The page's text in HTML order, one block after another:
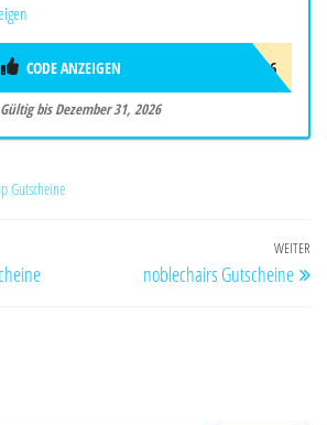
BARFEGO2026
CODE ANZEIGEN
Gültig bis Dezember 31, 2026
Gutscheine
WEITER
noblechairs Gutscheine